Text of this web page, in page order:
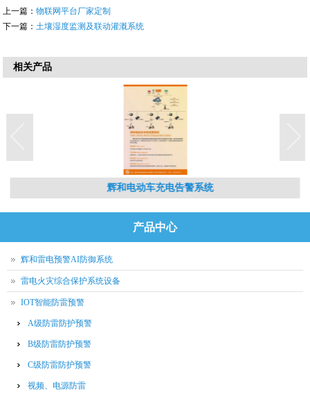
上一篇：物联网平台厂家定制
下一篇：土壤湿度监测及联动灌溉系统
相关产品
辉和电动车充电告警系统
产品中心
辉和雷电预警AI防御系统
雷电火灾综合保护系统设备
IOT智能防雷预警
A级防雷防护预警
B级防雷防护预警
C级防雷防护预警
视频、电源防雷